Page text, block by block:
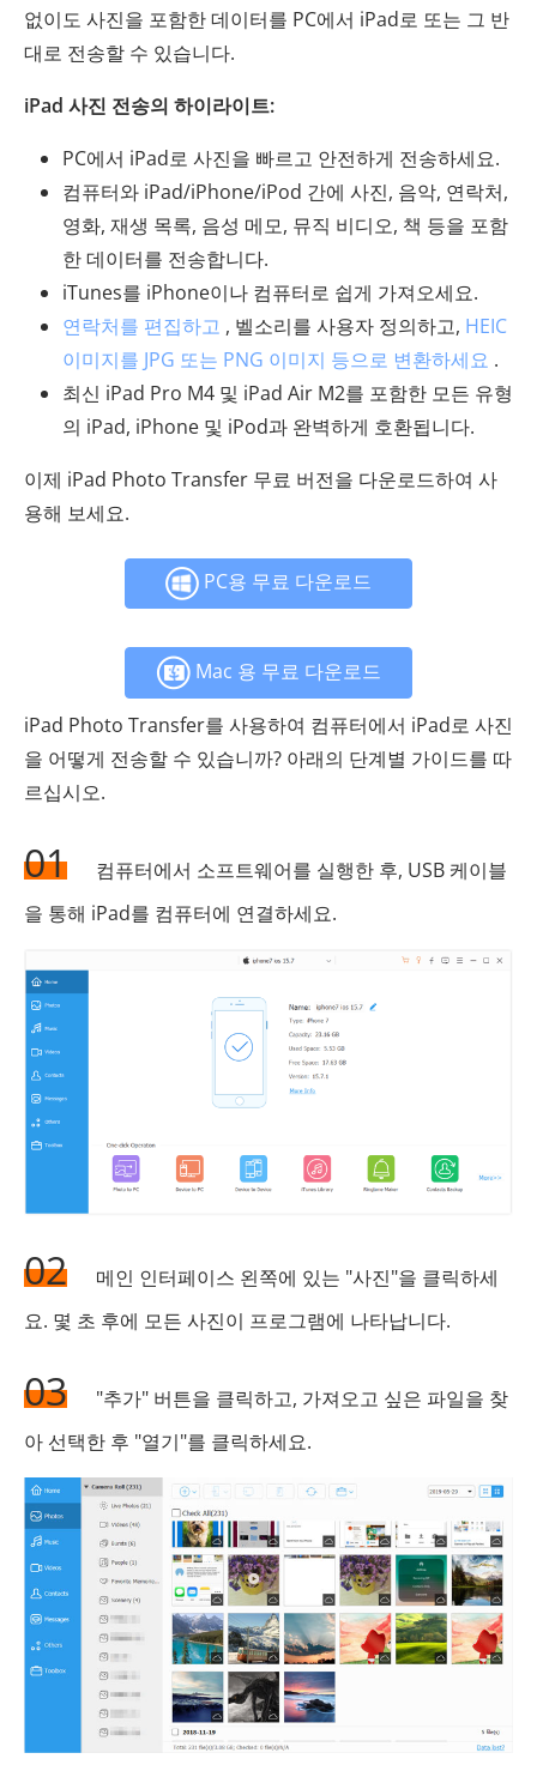
없이도 사진을 포함한 데이터를 PC에서 iPad로 또는 그 반
대로 전송할 수 있습니다.
iPad 사진 전송의 하이라이트:
PC에서 iPad로 사진을 빠르고 안전하게 전송하세요.
컴퓨터와 iPad/iPhone/iPod 간에 사진, 음악, 연락처,
영화, 재생 목록, 음성 메모, 뮤직 비디오, 책 등을 포함
한 데이터를 전송합니다.
iTunes를 iPhone이나 컴퓨터로 쉽게 가져오세요.
연락처를 편집하고 , 벨소리를 사용자 정의하고, HEIC
이미지를 JPG 또는 PNG 이미지 등으로 변환하세요 .
최신 iPad Pro M4 및 iPad Air M2를 포함한 모든 유형
의 iPad, iPhone 및 iPod과 완벽하게 호환됩니다.
이제 iPad Photo Transfer 무료 버전을 다운로드하여 사
용해 보세요.
PC용 무료 다운로드
Mac 용 무료 다운로드
iPad Photo Transfer를 사용하여 컴퓨터에서 iPad로 사진
을 어떻게 전송할 수 있습니까? 아래의 단계별 가이드를 따
르십시오.
01
컴퓨터에서 소프트웨어를 실행한 후, USB 케이블
을 통해 iPad를 컴퓨터에 연결하세요.
02
메인 인터페이스 왼쪽에 있는 "사진"을 클릭하세
요. 몇 초 후에 모든 사진이 프로그램에 나타납니다.
03
"추가" 버튼을 클릭하고, 가져오고 싶은 파일을 찾
아 선택한 후 "열기"를 클릭하세요.